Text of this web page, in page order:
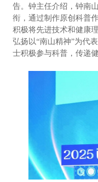
告。钟主任介绍，钟南
衔，通过制作原创科普
积极将先进技术和健康
弘扬以“南山精神”为代
士积极参与科普，传递健